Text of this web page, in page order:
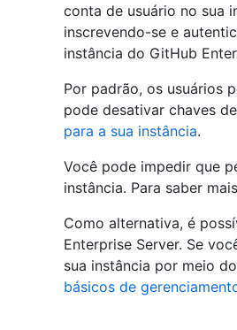
conta de usuário no sua
inscrevendo-se e
instância do GitHub
Por padrão, os usuários
pode desativar chaves
para a sua instância.
Você pode impedir que
instância. Para saber
Como alternativa, é
Enterprise Server. Se
sua instância por meio
básicos de